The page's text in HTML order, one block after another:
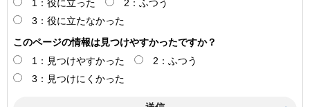
1：役に立った
2：ふつう
3：役に立たなかった
このページの情報は見つけやすかったですか？
1：見つけやすかった
2：ふつう
3：見つけにくかった